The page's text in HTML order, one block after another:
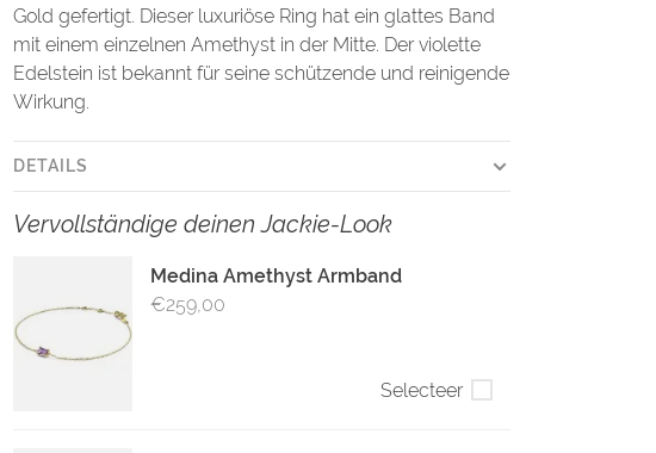
Gold gefertigt. Dieser luxuriöse Ring hat ein glattes Band
mit einem einzelnen Amethyst in der Mitte. Der violette
Edelstein ist bekannt für seine schützende und reinigende
Wirkung.
DETAILS
Vervollständige deinen Jackie-Look
Medina Amethyst Armband
€259,00
Selecteer